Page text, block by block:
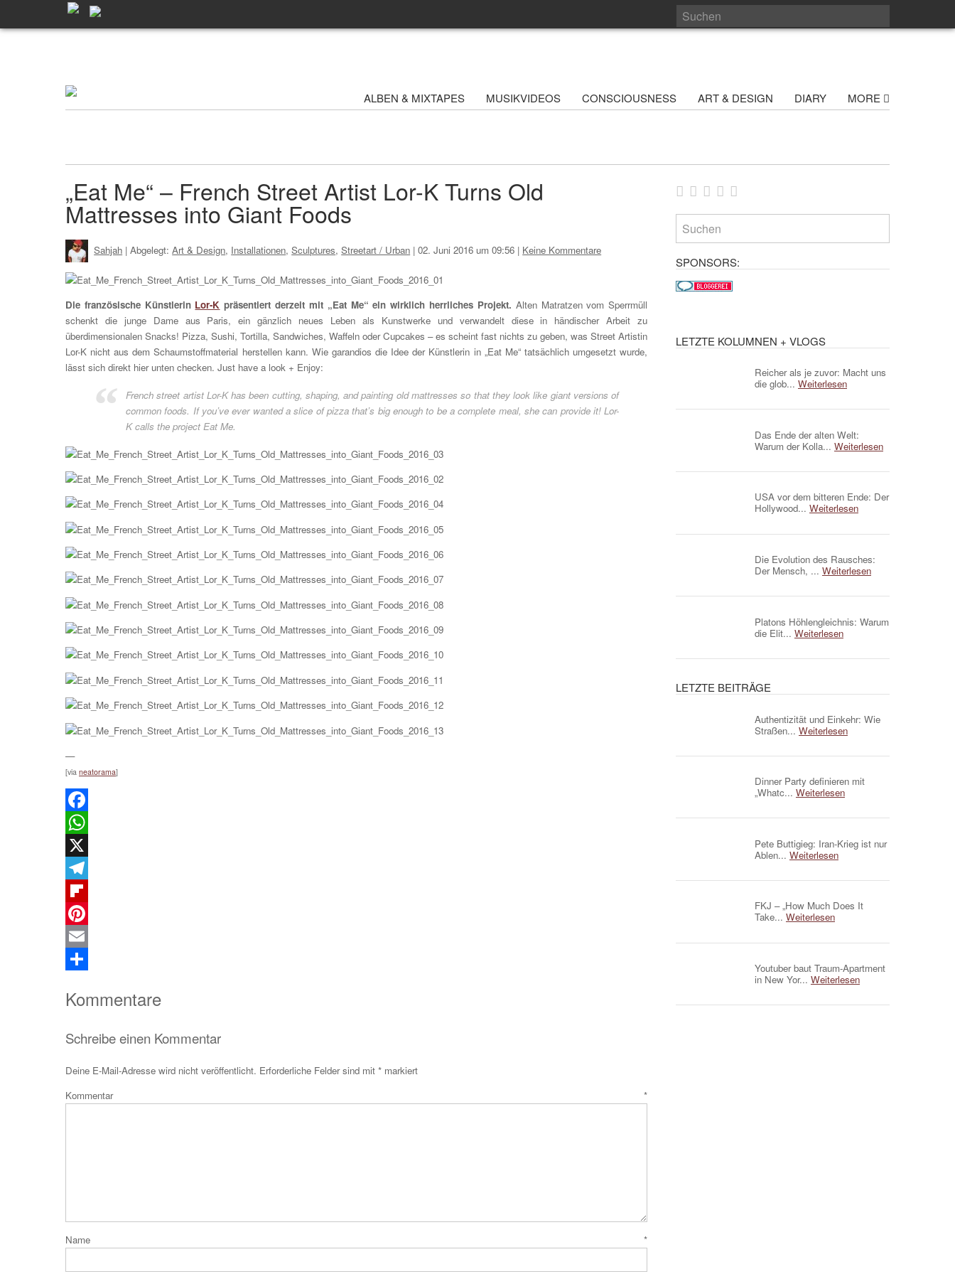
ALBEN & MIXTAPES MUSIKVIDEOS CONSCIOUSNESS ART & DESIGN DIARY MORE
„Eat Me“ – French Street Artist Lor-K Turns Old
Mattresses into Giant Foods
Sahjah | Abgelegt:Art & Design, Installationen,Sculptures,Streetart / Urban |02. Juni 2016 um 09:56 | Keine Kommentare
Die französische Künstlerin Lor-K präsentiert derzeit mit „Eat Me“ ein wirklich herrliches Projekt. Alten Matratzen vom Sperrmüll
schenkt die junge Dame aus Paris, ein gänzlich neues Leben als Kunstwerke und verwandelt diese in händischer Arbeit zu
überdimensionalen Snacks! Pizza, Sushi, Tortilla, Sandwiches, Waffeln oder Cupcakes – es scheint fast nichts zu geben, was Street Artistin
Lor-K nicht aus dem Schaumstoffmaterial herstellen kann. Wie garandios die Idee der Künstlerin in „Eat Me“ tatsächlich umgesetzt wurde,
lässt sich direkt hier unten checken. Just have a look + Enjoy:
French street artist Lor-K has been cutting, shaping, and painting old mattresses so that they look like giant versions of
common foods. If you’ve ever wanted a slice of pizza that’s big enough to be a complete meal, she can provide it! Lor-
K calls the project Eat Me.
—
[via neatorama]
Facebook
WhatsApp
X
Telegram
Flipboard
Pinterest
Email
Kommentare
Schreibe einen Kommentar
Deine E-Mail-Adresse wird nicht veröffentlicht. Erforderliche Felder sind mit * markiert
Kommentar*
Name*
SPONSORS:
LETZTE KOLUMNEN + VLOGS
Reicher als je zuvor: Macht uns
die glob... Weiterlesen
Das Ende der alten Welt:
Warum der Kolla... Weiterlesen
USA vor dem bitteren Ende: Der
Hollywood... Weiterlesen
Die Evolution des Rausches:
Der Mensch, ... Weiterlesen
Platons Höhlengleichnis: Warum
die Elit... Weiterlesen
LETZTE BEITRÄGE
Authentizität und Einkehr: Wie
Straßen... Weiterlesen
Dinner Party definieren mit
„Whatc... Weiterlesen
Pete Buttigieg: Iran-Krieg ist nur
Ablen... Weiterlesen
FKJ – „How Much Does It
Take... Weiterlesen
Youtuber baut Traum-Apartment
in New Yor... Weiterlesen